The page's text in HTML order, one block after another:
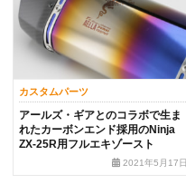
カスタムパーツ
アールズ・ギアとのコラボで生ま
れたカーボンエンド採用のNinja
ZX-25R用フルエキゾースト
2021年5月17日